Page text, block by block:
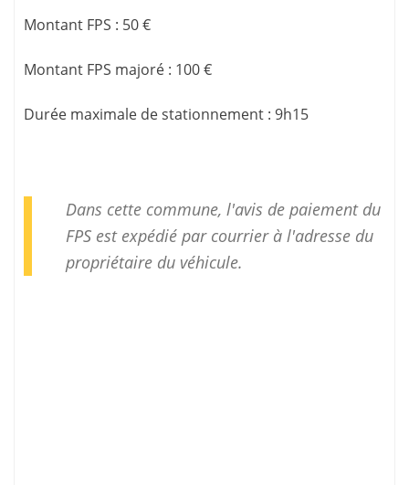
Montant FPS : 50 €
Montant FPS majoré : 100 €
Durée maximale de stationnement : 9h15
Dans cette commune, l'avis de paiement du
FPS est expédié par courrier à l'adresse du
propriétaire du véhicule.